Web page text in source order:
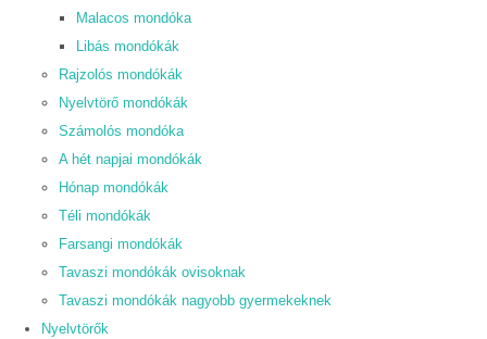
Malacos mondóka
Libás mondókák
Rajzolós mondókák
Nyelvtörő mondókák
Számolós mondóka
A hét napjai mondókák
Hónap mondókák
Téli mondókák
Farsangi mondókák
Tavaszi mondókák ovisoknak
Tavaszi mondókák nagyobb gyermekeknek
Nyelvtörők